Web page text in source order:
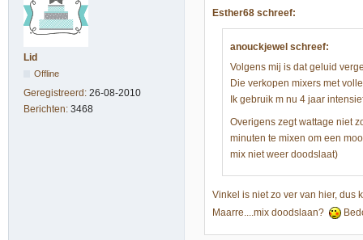
Lid
Offline
Geregistreerd: 26-08-2010
Berichten: 3468
Esther68 schreef:
anouckjewel schreef:
Volgens mij is dat geluid
Die verkopen mixers met
Ik gebruik m nu 4 jaar
Overigens zegt wattage niet
minuten te mixen om een
mix niet weer doodslaat)
Vinkel is niet zo ver van hier,
Maarre....mix doodslaan?